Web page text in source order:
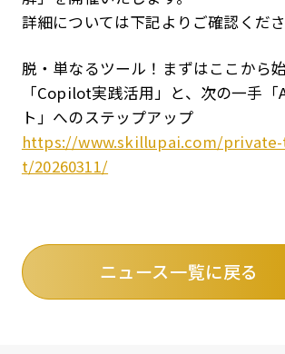
詳細については下記よりご確認くださ
脱・単なるツール！まずはここから
「Copilot実践活用」と、次の一手「
ト」へのステップアップ
https://www.skillupai.com/
t/20260311/
ニュース一覧に戻る